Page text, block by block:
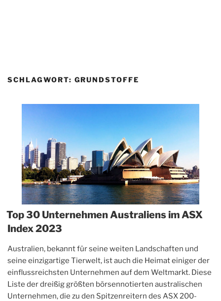
SCHLAGWORT: GRUNDSTOFFE
Top 30 Unternehmen Australiens im ASX
Index 2023
Australien, bekannt für seine weiten Landschaften und
seine einzigartige Tierwelt, ist auch die Heimat einiger der
einflussreichsten Unternehmen auf dem Weltmarkt. Diese
Liste der dreißig größten börsennotierten australischen
Unternehmen, die zu den Spitzenreitern des ASX 200-